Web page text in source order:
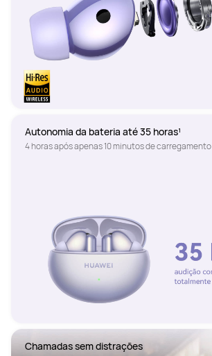
Autonomia da bateria até 35 horas¹
4 horas após apenas 10 minutos de carregamento